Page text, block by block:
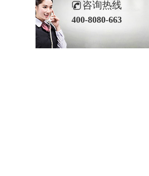
咨询热线
400-8080-663